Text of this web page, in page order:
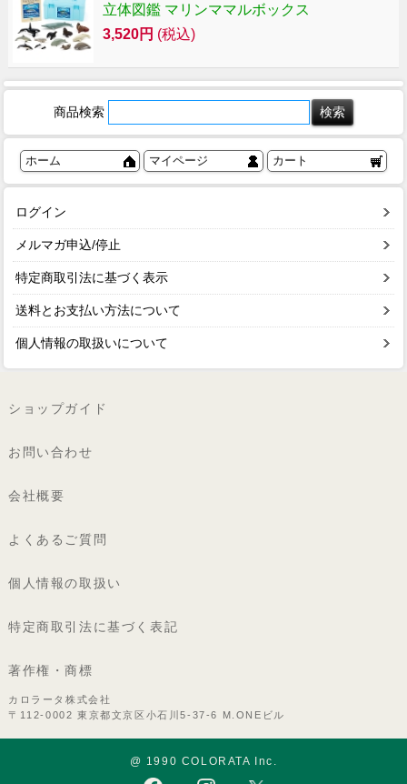
立体図鑑 マリンママルボックス
3,520円 (税込)
商品検索
ホーム マイページ カート
ログイン
メルマガ申込/停止
特定商取引法に基づく表示
送料とお支払い方法について
個人情報の取扱いについて
ショップガイド
お問い合わせ
会社概要
よくあるご質問
個人情報の取扱い
特定商取引法に基づく表記
著作権・商標
カロラータ株式会社
〒112-0002 東京都文京区小石川5-37-6 M.ONEビル
@ 1990 COLORATA Inc.